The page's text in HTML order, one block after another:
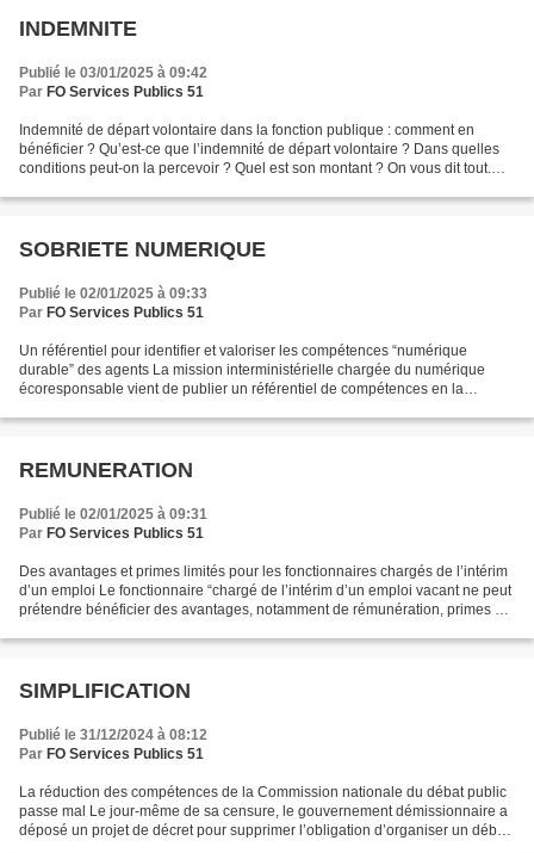
INDEMNITE
Publié le 03/01/2025 à 09:42
Par FO Services Publics 51
Indemnité de départ volontaire dans la fonction publique : comment en
bénéficier ? Qu’est-ce que l’indemnité de départ volontaire ? Dans quelles
conditions peut-on la percevoir ? Quel est son montant ? On vous dit tout.
SOBRIETE NUMERIQUE
Publié le 02/01/2025 à 09:33
Par FO Services Publics 51
Un référentiel pour identifier et valoriser les compétences “numérique
durable” des agents La mission interministérielle chargée du numérique
écoresponsable vient de publier un référentiel de compétences en la
REMUNERATION
Publié le 02/01/2025 à 09:31
Par FO Services Publics 51
Des avantages et primes limités pour les fonctionnaires chargés de l’intérim
d’un emploi Le fonctionnaire “chargé de l’intérim d’un emploi vacant ne peut
prétendre bénéficier des avantages, notamment de rémunération, primes et
SIMPLIFICATION
Publié le 31/12/2024 à 08:12
Par FO Services Publics 51
La réduction des compétences de la Commission nationale du débat public
passe mal Le jour-même de sa censure, le gouvernement démissionnaire a
déposé un projet de décret pour supprimer l’obligation d’organiser un débat